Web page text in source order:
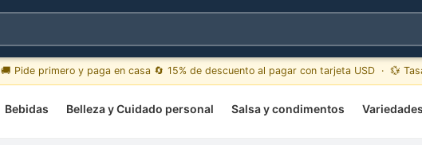
🚚 Pide primero y paga en casa 🔄 15% de descuento al pagar con tarjeta USD · 💱
Bebidas Belleza y Cuidado personal Salsa y condimentos